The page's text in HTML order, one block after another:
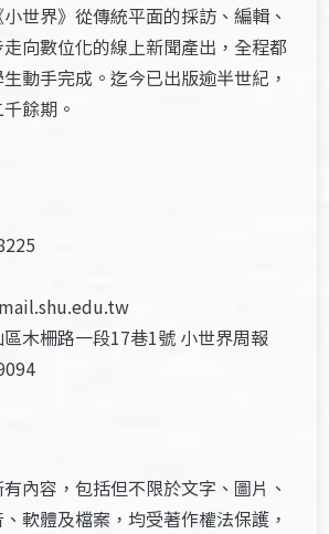
世界》從傳統平面的採訪、編輯、
向數位化的線上新聞產出，全程都
動手完成。迄今已出版逾半世紀，
餘期。
木柵路一段17巷1號 小世界周報
內容，包括但不限於文字、圖片、
軟體及檔案，均受著作權法保護，